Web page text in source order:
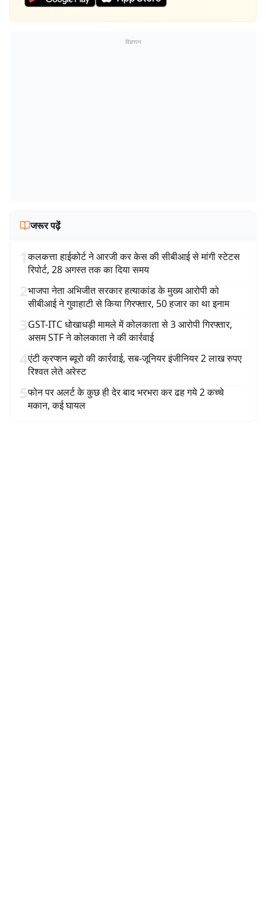
विज्ञापन
जरूर पढ़ें
1कलकत्ता हाईकोर्ट ने आरजी कर केस की सीबीआई से मांगी स्टेटस
रिपोर्ट, 28 अगस्त तक का दिया समय
2भाजपा नेता अभिजीत सरकार हत्याकांड के मुख्य आरोपी को
सीबीआई ने गुवाहाटी से किया गिरफ्तार, 50 हजार का था इनाम
3GST-ITC धोखाधड़ी मामले में कोलकाता से 3 आरोपी गिरफ्तार,
असम STF ने कोलकाता ने की कार्रवाई
4एंटी क्रप्शन ब्यूरो की कार्रवाई, सब-जूनियर इंजीनियर 2 लाख रुपए
रिश्वत लेते अरेस्ट
5फोन पर अलर्ट के कुछ ही देर बाद भरभरा कर ढह गये 2 कच्चे
मकान, कई घायल